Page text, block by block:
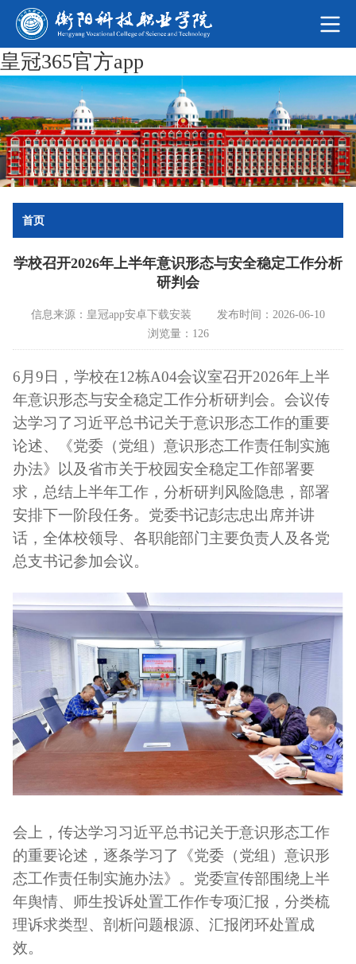
皇冠365官方app
首页
学校召开2026年上半年意识形态与安全稳定工作分析
研判会
信息来源：皇冠app安卓下载安装
发布时间：2026-06-10
浏览量：126
6 月 9 日，学校在12栋A04会议室召开2026年上半
年意识形态与安全稳定工作分析研判会。会议传
达学习了习近平总书记关于意识形态工作的重要
论述、《党委（党组）意识形态工作责任制实施
办法》以及省市关于校园安全稳定工作部署要
求，总结上半年工作，分析研判风险隐患，部署
安排下一阶段任务。党委书记彭志忠出席并讲
话，全体校领导、各职能部门主要负责人及各党
总支书记参加会议。
会上，传达学习习近平总书记关于意识形态工作
的重要论述，逐条学习了《党委（党组）意识形
态工作责任制实施办法》。党委宣传部围绕上半
年舆情、师生投诉处置工作作专项汇报，分类梳
理诉求类型、剖析问题根源、汇报闭环处置成
效。